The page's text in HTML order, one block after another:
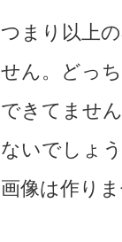
つまり以上
せん。どっ
できてませ
ないでしょ
画像は作りま